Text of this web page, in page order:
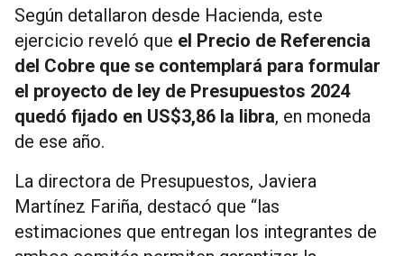
Según detallaron desde Hacienda, este
ejercicio reveló que el Precio de Referencia
del Cobre que se contemplará para formular
el proyecto de ley de Presupuestos 2024
quedó fijado en US$3,86 la libra, en moneda
de ese año.
La directora de Presupuestos, Javiera
Martínez Fariña, destacó que “las
estimaciones que entregan los integrantes de